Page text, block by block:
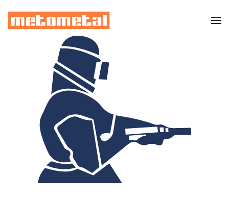
Skip to main content